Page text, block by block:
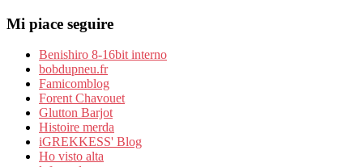
Mi piace seguire
Benishiro 8-16bit interno
bobdupneu.fr
Famicomblog
Forent Chavouet
Glutton Barjot
Histoire merda
iGREKKESS' Blog
Ho visto alta